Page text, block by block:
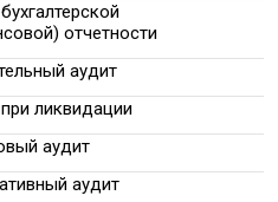
Бухгалтерский учет на
предприятии
Подбор кадров и
образовательные услуги
Финансовые услуги
(Анализ)
отчетности
аудит
ликвидации
аудит
аудит